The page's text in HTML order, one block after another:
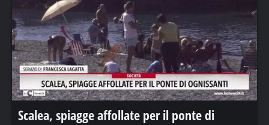
Scalea, spiagge affollate per il ponte di